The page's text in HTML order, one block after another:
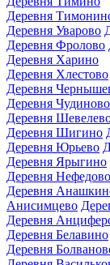
Деревня
Деревня Уварово
Деревня Фролово
Деревня Харино
Деревня Хлестово
Деревня
Деревня Чудиново
Деревня
Деревня Шигино
Деревня Юрьево
Деревня Ярыгино
Деревня Нефедово
Деревня
Анисимцево
Деревня
Деревня Белавино
Деревня